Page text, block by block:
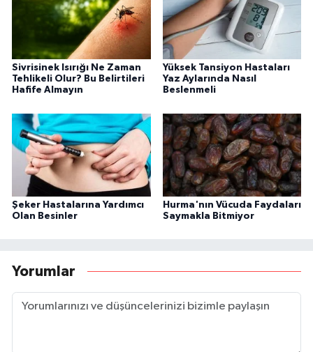
Sivrisinek Isırığı Ne Zaman
Tehlikeli Olur? Bu Belirtileri
Hafife Almayın
Yüksek Tansiyon Hastaları
Yaz Aylarında Nasıl
Beslenmeli
Şeker Hastalarına Yardımcı
Olan Besinler
Hurma'nın Vücuda Faydaları
Saymakla Bitmiyor
Yorumlar